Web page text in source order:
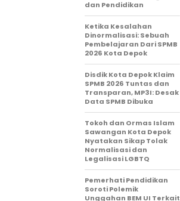
dan Pendidikan
Ketika Kesalahan
Dinormalisasi: Sebuah
Pembelajaran Dari SPMB
2026 Kota Depok
Disdik Kota Depok Klaim
SPMB 2026 Tuntas dan
Transparan, MP3I: Desak
Data SPMB Dibuka
Tokoh dan Ormas Islam
Sawangan Kota Depok
Nyatakan Sikap Tolak
Normalisasi dan
Legalisasi LGBTQ
Pemerhati Pendidikan
Soroti Polemik
Unggahan BEM UI Terkait